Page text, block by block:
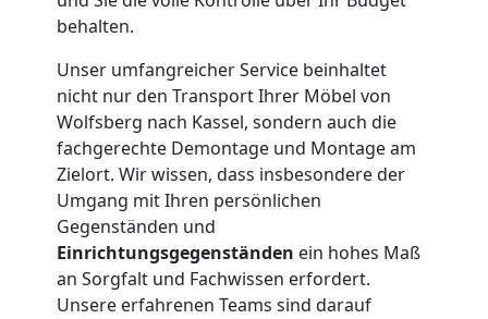
behalten.
Unser umfangreicher Service beinhaltet
nicht nur den Transport Ihrer Möbel von
Wolfsberg nach Kassel, sondern auch die
fachgerechte Demontage und Montage am
Zielort. Wir wissen, dass insbesondere der
Umgang mit Ihren persönlichen
Gegenständen und
Einrichtungsgegenständen ein hohes Maß
an Sorgfalt und Fachwissen erfordert.
Unsere erfahrenen Teams sind darauf
Küchenumzug
Wolfsberg
Umzug
und
Lagerung